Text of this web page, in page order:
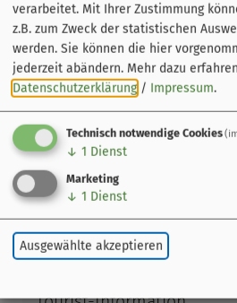
Wasserturm
Apfelstraße 12
verarbeitet. Mit Ihrer Zustimmung
z.B. zum Zweck der statistischen
werden. Sie können die hier
jederzeit abändern. Mehr dazu
Datenschutzerklärung / Impressum.
Technisch notwendige Cookies
↓ 1 Dienst
Marketing
↓ 1 Dienst
Ausgewählte akzeptieren